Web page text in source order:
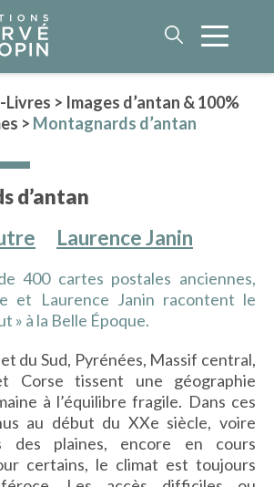
ROMAN HISTORIQUE
POLAR
GÉNÉRALE
PHILOSOPHIE
BEAUX-LIVRES
D’ANTAN & 100% VINTAGE
& PATRIMOINE
ART & CULTURE
Livres > Images d’antan & 100%
> Montagnards d’antan
d’antan
Laurence Janin
400 cartes postales anciennes,
et Laurence Janin racontent le
» à la Belle Époque.
du Sud, Pyrénées, Massif central,
Corse tissent une géographie
à l’équilibre fragile. Dans ces
au début du XXe siècle, voire
des plaines, encore en cours
certains, le climat est toujours